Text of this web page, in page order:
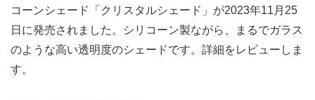
コーンシェード「クリスタルシェード」が2023年11月25
日に発売されました。シリコーン製ながら、まるでガラス
のような高い透明度のシェードです。詳細をレビューしま
す。